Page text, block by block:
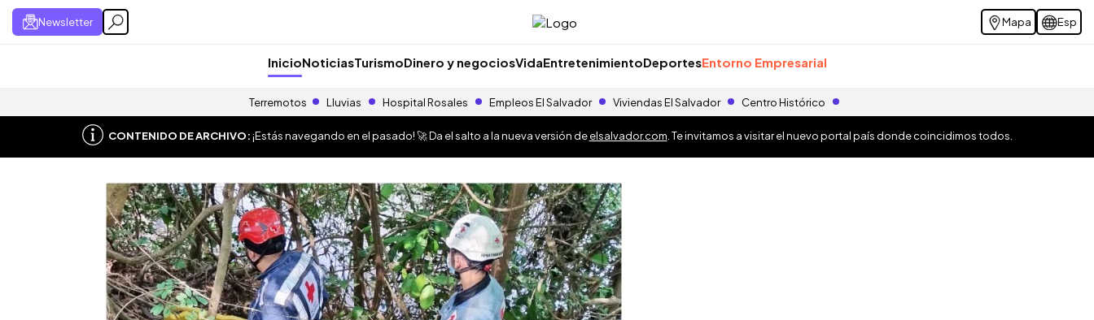
Newsletter Mapa Esp
InicioNoticiasTurismoDinero y negociosVidaEntretenimientoDeportesEntorno Empresarial
Terremotos Lluvias Hospital Rosales Empleos El Salvador Viviendas El Salvador Centro Histórico
CONTENIDO DE ARCHIVO:¡Estás navegando en el pasado! 🚀 Da el salto a la nueva versión deelsalvador.com . Te invitamos a visitar el nuevo portal país donde coincidimos todos.